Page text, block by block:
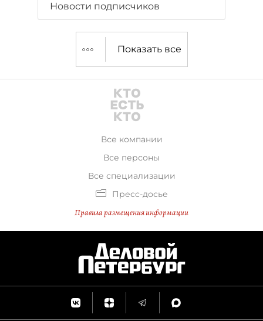
Новости подписчиков
Показать все
Все компании
Все персоны
Все специализации
Пресс-досье
Правила размещения информации